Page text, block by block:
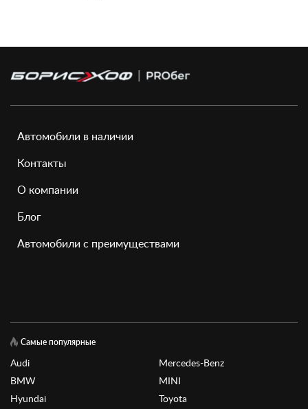
Автомобили в наличии
Контакты
О компании
Блог
Автомобили с преимуществами
Самые популярные
Audi
BMW
Hyundai
Mercedes-Benz
MINI
Toyota